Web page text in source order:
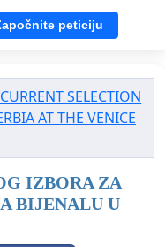
peticiju
SELECTION
AT THE VENICE
IZBORA ZA
BIJENALU U